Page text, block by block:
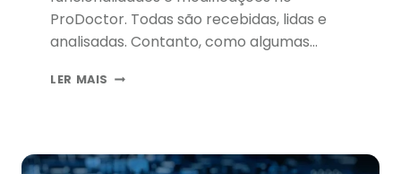
ProDoctor. Todas são recebidas, lidas e
analisadas. Contanto, como algumas…
LER MAIS COMPILAÇÃO
PRODOCTOR